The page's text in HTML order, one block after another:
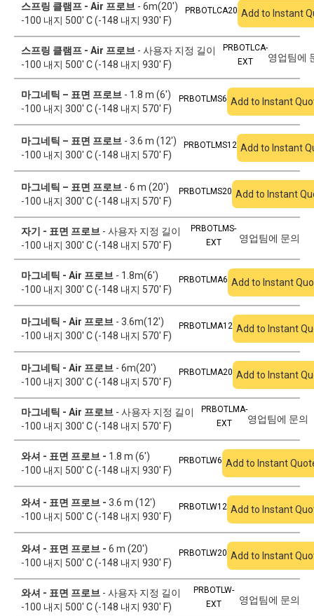
스프링 클램프 - Air 프로브 - 6m(20')
-100 내지 500' C (-148 내지 930' F)
PRBOTLCA20 Add to Instant
스프링 클램프 - Air 프로브 - 사용자 지정 길이
-100 내지 500' C (-148 내지 930' F)
PRBOTLCA-
EXT
영업팀에
마그네틱 – 표면 프로브 - 1.8 m (6')
-100 내지 300' C (-148 내지 570' F)
PRBOTLMS6 Add to Instant
마그네틱 – 표면 프로브 - 3.6 m (12')
-100 내지 300' C (-148 내지 570' F)
PRBOTLMS12 Add to Instant
마그네틱 – 표면 프로브 - 6 m (20')
-100 내지 300' C (-148 내지 570' F)
PRBOTLMS20 Add to Instant
자기 - 표면 프로브 - 사용자 지정 길이
-100 내지 300' C (-148 내지 570' F)
PRBOTLMS-
EXT
영업팀에 문의
마그네틱 - Air 프로브 - 1.8m(6')
-100 내지 300' C (-148 내지 570' F)
PRBOTLMA6 Add to Instant
마그네틱 - Air 프로브 - 3.6m(12')
-100 내지 300' C (-148 내지 570' F)
PRBOTLMA12 Add to Instant
마그네틱 - Air 프로브 - 6m(20')
-100 내지 300' C (-148 내지 570' F)
PRBOTLMA20 Add to Instant
마그네틱 - Air 프로브 - 사용자 지정 길이
-100 내지 300' C (-148 내지 570' F)
PRBOTLMA-
EXT
영업팀에 문의
와셔 - 표면 프로브 - 1.8 m (6')
-100 내지 500' C (-148 내지 930' F)
PRBOTLW6 Add to Instant
와셔 - 표면 프로브 - 3.6 m (12')
-100 내지 500' C (-148 내지 930' F)
PRBOTLW12 Add to Instant
와셔 - 표면 프로브 - 6 m (20')
-100 내지 500' C (-148 내지 930' F)
PRBOTLW20 Add to Instant
와셔 - 표면 프로브 - 사용자 지정 길이
-100 내지 500' C (-148 내지 930' F)
PRBOTLW-
EXT
영업팀에 문의